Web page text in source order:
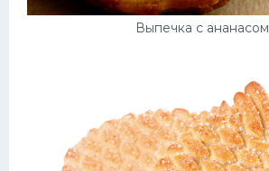
Выпечка с ананасом